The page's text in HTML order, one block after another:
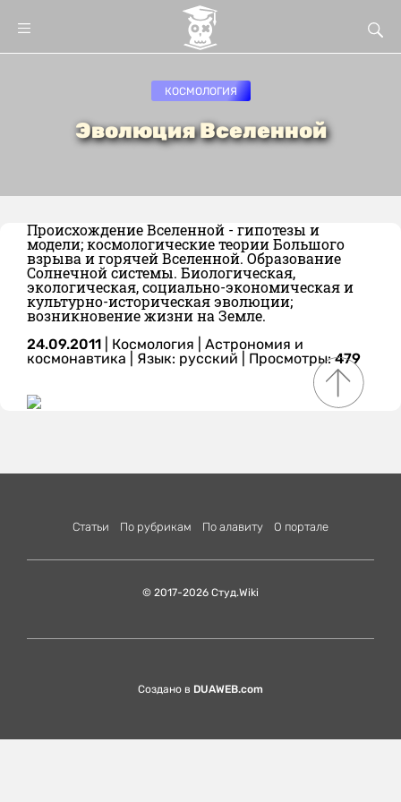
КОСМОЛОГИЯ
Эволюция Вселенной
Происхождение Вселенной - гипотезы и
модели; космологические теории Большого
взрыва и горячей Вселенной. Образование
Солнечной системы. Биологическая,
экологическая, социально-экономическая и
культурно-историческая эволюции;
возникновение жизни на Земле.
24.09.2011 Космология
Астрономия и
космонавтика
Язык: русский | Просмотры:479
Статьи По рубрикам По алавиту О портале
© 2017-2026 Студ.Wiki
Создано в DUAWEB.com